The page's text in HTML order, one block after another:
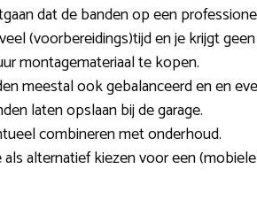
dat de banden op een
(voorbereidings)tijd en je krijgt
montagemateriaal te kopen.
meestal ook gebalanceerd en en
laten opslaan bij de garage.
combineren met onderhoud.
als alternatief kiezen voor een